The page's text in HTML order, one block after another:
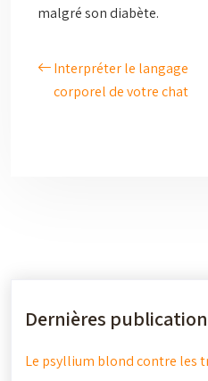
malgré son diabète.
Interpréter le langage
corporel de votre chat
Dernières
Le psyllium blond contre les